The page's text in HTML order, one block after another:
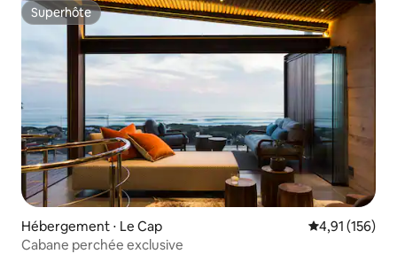
Superhôte
Superhôte
Hébergement ⋅ Le Cap Évaluation
4,91 (156)
Cabane perchée exclusive